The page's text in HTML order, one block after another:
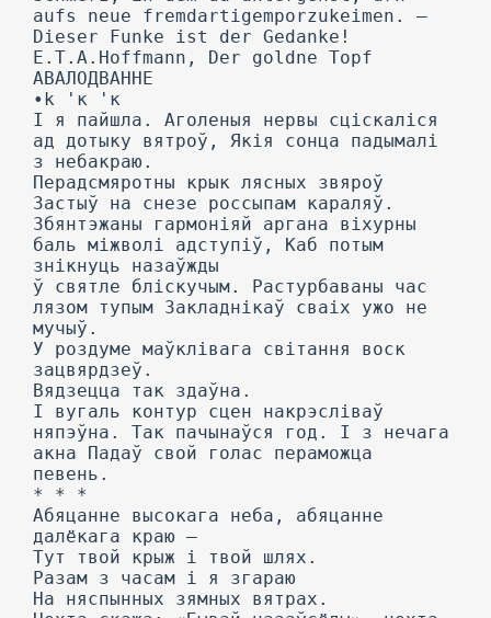
aufs neue fremdartigemporzukeimen. —
Dieser Funke ist der Gedanke!
E.T.A.Hoffmann, Der goldne Topf
АВАЛОДВАННЕ
•k 'к 'к
I я пайшла. Аголеныя нервы сціскаліся
ад дотыку вятроў, Якія сонца падымалі
з небакраю.
Перадсмяротны крык лясных звяроў
Застыў на снезе россыпам караляў.
Збянтэжаны гармоніяй аргана віхурны
баль міжволі адступіў, Каб потым
знікнуць назаўжды
ў святле бліскучым. Растурбаваны час
лязом тупым Закладнікаў сваіх ужо не
мучыў.
У роздуме маўклівага світання воск
зацвярдзеў.
Вядзецца так здаўна.
I вугаль контур сцен накрэсліваў
няпэўна. Так пачынаўся год. I з нечага
акна Падаў свой голас пераможца
певень.
* * *
Абяцанне высокага неба, абяцанне
далёкага краю —
Тут твой крыж і твой шлях.
Разам з часам і я згараю
На няспынных зямных вятрах.